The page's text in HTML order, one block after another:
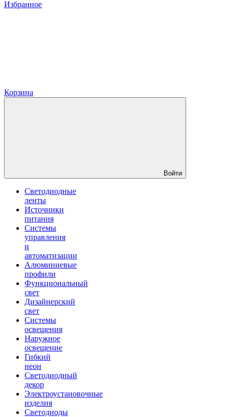
Избранное
Корзина
Войти
Светодиодные
ленты
Источники
питания
Системы
управления
и
автоматизации
Алюминиевые
профили
Функциональный
свет
Дизайнерский
свет
Системы
освещения
Наружное
освещение
Гибкий
неон
Светодиодный
декор
Электроустановочные
изделия
Светодиоды